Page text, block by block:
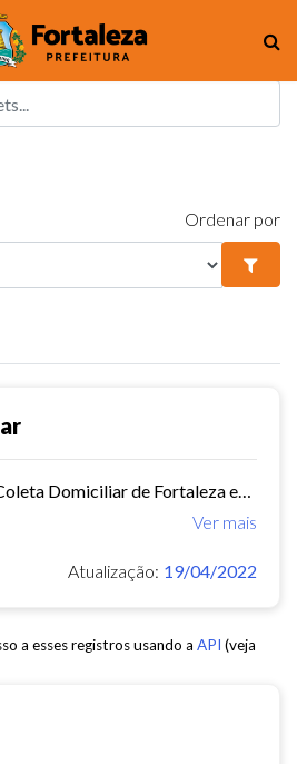
Ordenar por
Ver mais
Atualização: 19/04/2022
a esses registros usando a API (veja